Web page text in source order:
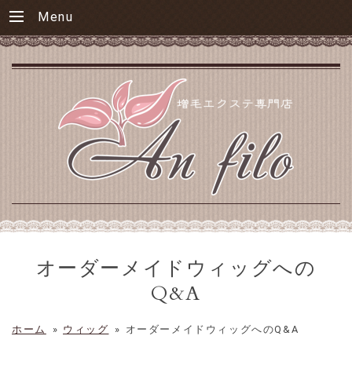
Menu
オーダーメイドウィッグへの
Q&A
ホーム » ウィッグ » オーダーメイドウィッグへのQ&A